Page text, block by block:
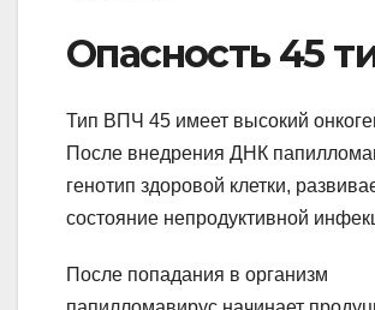
Опасность 45
Тип ВПЧ 45 имеет высокий
После внедрения ДНК
генотип здоровой клетки,
состояние непродуктивной
После попадания в организм